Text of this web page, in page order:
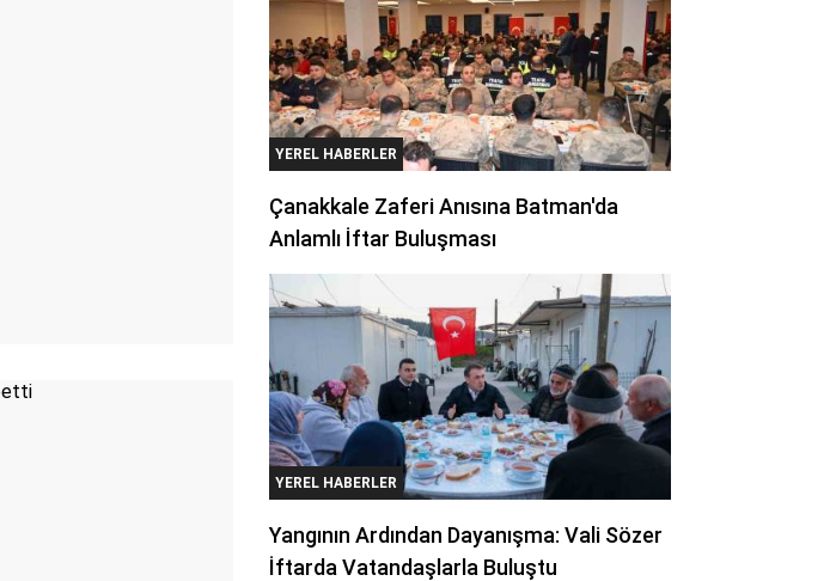
YEREL HABERLER
Çanakkale Zaferi Anısına Batman'da
Anlamlı İftar Buluşması
YEREL HABERLER
Yangının Ardından Dayanışma: Vali Sözer
İftarda Vatandaşlarla Buluştu